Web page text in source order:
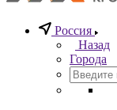
Россия
Назад
Города